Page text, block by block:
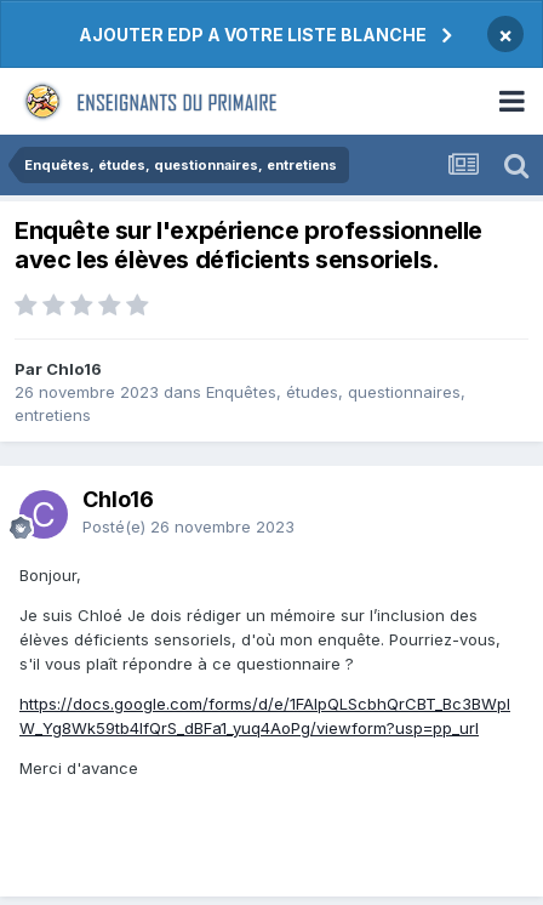
AJOUTER EDP A VOTRE LISTE BLANCHE ×
Enquêtes, études, questionnaires, entretiens
Enquête sur l'expérience professionnelle
avec les élèves déficients sensoriels.
Par Chlo16
26 novembre 2023 dans Enquêtes, études, questionnaires,
entretiens
Chlo16
Posté(e) 26 novembre 2023
Bonjour,
Je suis Chloé Je dois rédiger un mémoire sur l’inclusion des
élèves déficients sensoriels, d'où mon enquête. Pourriez-vous,
s'il vous plaît répondre à ce questionnaire ?
https://docs.google.com/forms/d/e/1FAIpQLScbhQrCBT_Bc3BWpl
W_Yg8Wk59tb4IfQrS_dBFa1_yuq4AoPg/viewform?usp=pp_url
Merci d'avance